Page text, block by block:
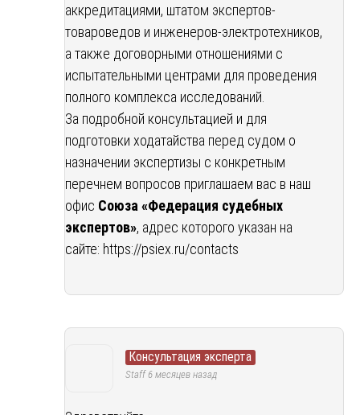
аккредитациями, штатом экспертов-
товароведов и инженеров-электротехников,
а также договорными отношениями с
испытательными центрами для проведения
полного комплекса исследований.
За подробной консультацией и для
подготовки ходатайства перед судом о
назначении экспертизы с конкретным
перечнем вопросов приглашаем вас в наш
офис Союза «Федерация судебных
экспертов», адрес которого указан на
сайте: https://psiex.ru/contacts
Консультация эксперта
Staff6 месяцев назад